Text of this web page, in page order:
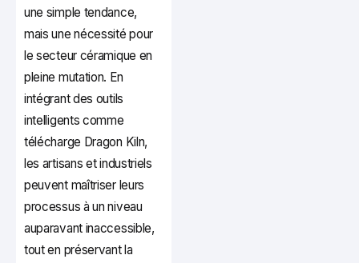
une simple tendance,
mais une nécessité pour
le secteur céramique en
pleine mutation. En
intégrant des outils
intelligents comme
télécharge Dragon Kiln,
les artisans et industriels
peuvent maîtriser leurs
processus à un niveau
auparavant inaccessible,
tout en préservant la